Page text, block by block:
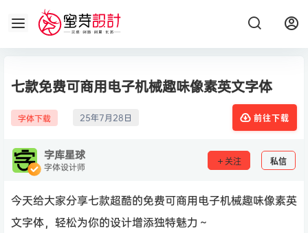
七款免费可商用电子机械趣味像素英文字体
字体下载 25年7月28日 前往下载
字库星球
字体设计师 关注 私信
今天给大家分享七款超酷的免费可商用电子机械趣味像素英
文字体，轻松为你的设计增添独特魅力～